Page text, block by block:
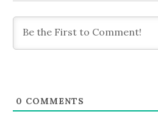
ョ
ン
0 COMMENTS